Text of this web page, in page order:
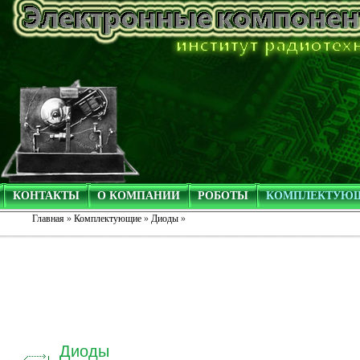
КОНТАКТЫ О КОМПАНИИ РОБОТЫ
Главная » Комплектующие » Диоды »
Диоды